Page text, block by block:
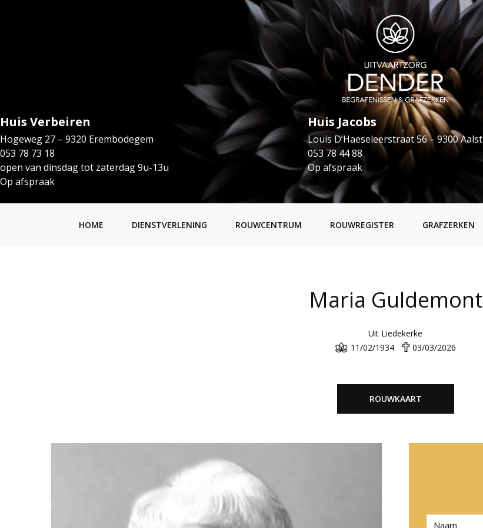
Huis Verbeiren
Hogeweg 27 – 9320 Erembodegem
053 78 73 18
open van dinsdag tot zaterdag 9u-13u
Op afspraak
Huis Jacobs
Louis D’Haeseleerstraat 56 – 9300 Aalst
053 78 44 88
Op afspraak
HOME DIENSTVERLENING ROUWCENTRUM ROUWREGISTER GRAFZERKEN
Maria Guldemont
Uit Liedekerke
11/02/1934
03/03/2026
ROUWKAART